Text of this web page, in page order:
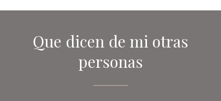
Que dicen de mi otras
personas